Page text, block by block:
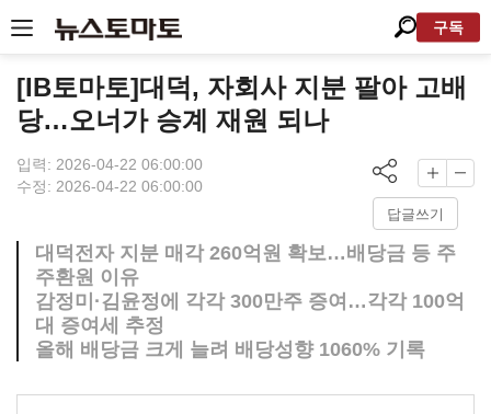
구독
[IB토마토]대덕, 자회사 지분 팔아 고배
당…오너가 승계 재원 되나
입력: 2026-04-22 06:00:00
수정: 2026-04-22 06:00:00
답글쓰기
대덕전자 지분 매각 260억원 확보…배당금 등 주
주환원 이유
감정미·김윤정에 각각 300만주 증여…각각 100억
대 증여세 추정
올해 배당금 크게 늘려 배당성향 1060% 기록